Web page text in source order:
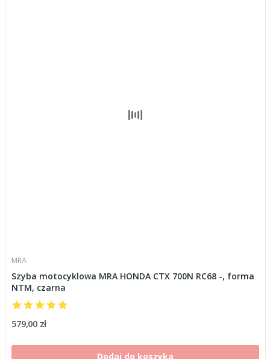
MRA
Szyba motocyklowa MRA HONDA CTX 700N RC68 -, forma
NTM, czarna
579,00 zł
Dodaj do koszyka